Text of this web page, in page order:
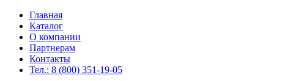
Главная
Каталог
О компании
Партнерам
Контакты
Тел.: 8 (800) 351-19-05